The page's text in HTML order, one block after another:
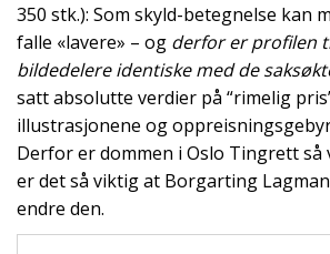
350 stk.): Som skyld-betegnelse kan
falle «lavere» – og derfor er profilen
bildedelere identiske med de
satt absolutte verdier på “rimelig
illustrasjonene og
Derfor er dommen i Oslo Tingrett
er det så viktig at Borgarting
endre den.